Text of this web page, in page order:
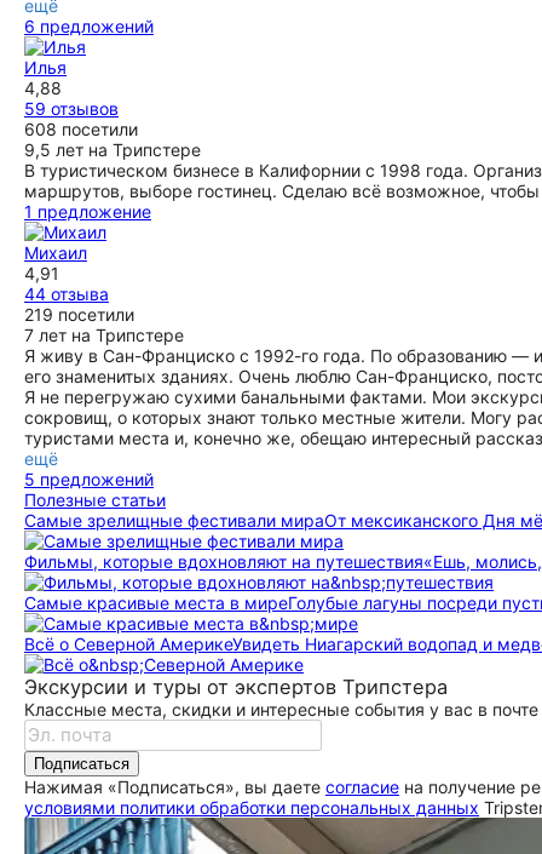
ещё
6 предложений
Илья
4,88
59 отзывов
608 посетили
9,5 лет на Трипстере
В туристическом бизнесе в Калифорнии с 1998 года.
маршрутов, выборе гостинец. Сделаю всё возможное,
1 предложение
Михаил
4,91
44 отзыва
219 посетили
7 лет на Трипстере
Я живу в Сан-Франциско с 1992-го года. По образованию —
его знаменитых зданиях. Очень люблю Сан-Франциско,
Я не перегружаю сухими банальными фактами. Мои
сокровищ, о которых знают только местные жители. Могу
туристами места и, конечно же, обещаю интересный
ещё
5 предложений
Полезные статьи
Самые зрелищные фестивали мираОт мексиканского Дня
Фильмы, которые вдохновляют на путешествия«Ешь,
Самые красивые места в миреГолубые лагуны посреди
Всё о Северной АмерикеУвидеть Ниагарский водопад и
Экскурсии и туры от экспертов Трипстера
Классные места, скидки и интересные события у вас в почте
Подписаться
Нажимая «Подписаться», вы даете согласие на получение
условиями политики обработки персональных данных